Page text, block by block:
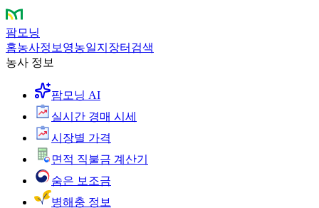
팜모닝
홈농사정보 영농일지 장터 검색
농사 정보
팜모닝 AI
실시간 경매 시세
시장별 가격
면적 직불금 계산기
숨은 보조금
병해충 정보